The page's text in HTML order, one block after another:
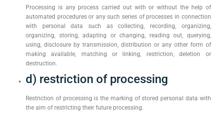
Processing is any process carried out with or without the help of
automated procedures or any such series of processes in connection
with personal data such as collecting, recording, organizing,
organizing, storing, adapting or changing, reading out, querying,
using, disclosure by transmission, distribution or any other form of
making available, matching or linking, restriction, deletion or
destruction.
d) restriction of processing
Restriction of processing is the marking of stored personal data with
the aim of restricting their future processing.